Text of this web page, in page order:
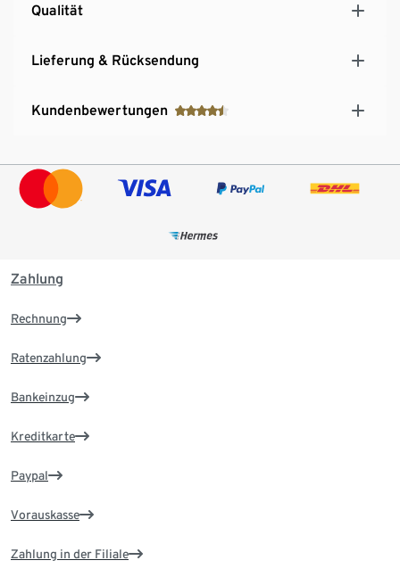
Qualität
Lieferung & Rücksendung
Kundenbewertungen
Zahlung
Rechnung
Ratenzahlung
Bankeinzug
Kreditkarte
Paypal
Vorauskasse
Zahlung in der Filiale